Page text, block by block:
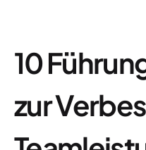
10
zur